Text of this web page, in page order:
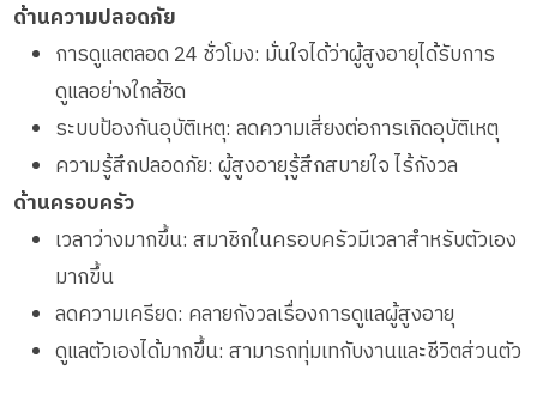
ด้านความปลอดภัย
การดูแลตลอด 24 ชั่วโมง: มั่นใจได้ว่าผู้สูงอายุได้รับการ
ดูแลอย่างใกล้ชิด
ระบบป้องกันอุบัติเหตุ: ลดความเสี่ยงต่อการเกิดอุบัติเหตุ
ความรู้สึกปลอดภัย: ผู้สูงอายุรู้สึกสบายใจ ไร้กังวล
ด้านครอบครัว
เวลาว่างมากขึ้น: สมาชิกในครอบครัวมีเวลาสำหรับตัวเอง
มากขึ้น
ลดความเครียด: คลายกังวลเรื่องการดูแลผู้สูงอายุ
ดูแลตัวเองได้มากขึ้น: สามารถทุ่มเทกับงานและชีวิตส่วนตัว